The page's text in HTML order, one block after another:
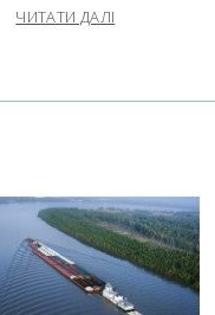
ЧИТАТИ ДАЛІ